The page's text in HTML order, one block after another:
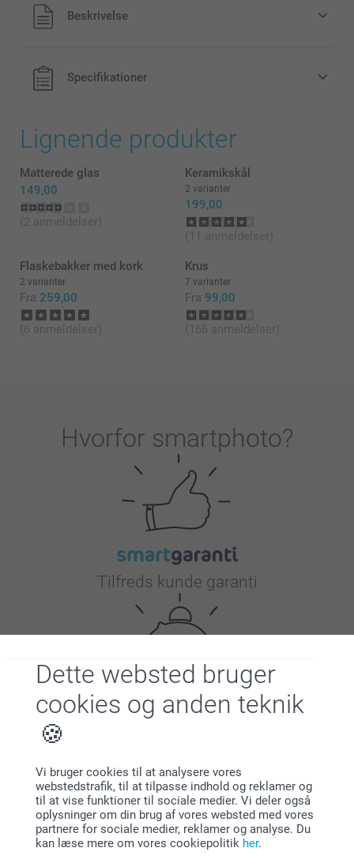
Dette websted bruger
cookies og anden teknik
Vi bruger cookies til at analysere vores
webstedstrafik, til at tilpasse indhold og reklamer og
til at vise funktioner til sociale medier. Vi deler også
oplysninger om din brug af vores websted med vores
partnere for sociale medier, reklamer og analyse. Du
kan læse mere om vores cookiepolitik her.
Alle priser inklusive moms og uden
forsendelsesomkostninger
Beskrivelse
Specifikationer
Lignende produkter
Matterede glas
149,00
(2 anmeldelser)
Keramikskål
2 varianter
199,00
(11 anmeldelser)
Flaskebakker med kork
2 varianter
Fra 259,00
(6 anmeldelser)
Krus
7 varianter
Fra 99,00
(166 anmeldelser)
Hvorfor smartphoto?
Tilfreds kunde garanti
Bonus på alle dine køb